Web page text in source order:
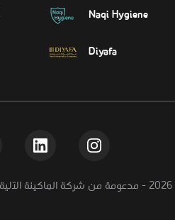
Naqi Hygiene
Diyafa
2026
-مدعومة من شركة الماكينة